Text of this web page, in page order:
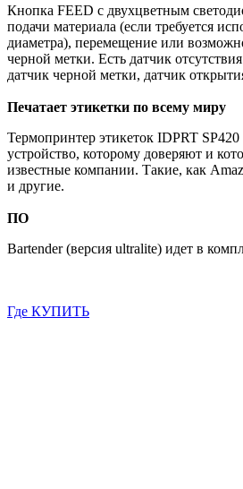
Кнопка FEED с двухцветным
подачи материала (если требуется
диаметра), перемещение или
черной метки. Есть датчик
датчик черной метки, датчик
Печатает этикетки по всему миру
Термопринтер этикеток IDPRT SP420
устройство, которому доверяют и
известные компании. Такие, как
и другие.
ПО
Bartender (версия ultralite) идет в
Где КУПИТЬ